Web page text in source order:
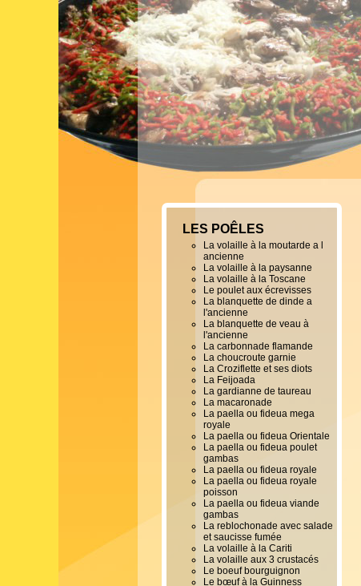
LES POÊLES
La volaille à la moutarde a l
ancienne
La volaille à la paysanne
La volaille à la Toscane
Le poulet aux écrevisses
La blanquette de dinde a
l'ancienne
La blanquette de veau à
l'ancienne
La carbonnade flamande
La choucroute garnie
La Croziflette et ses diots
La Feijoada
La gardianne de taureau
La macaronade
La paella ou fideua mega
royale
La paella ou fideua Orientale
La paella ou fideua poulet
gambas
La paella ou fideua royale
La paella ou fideua royale
poisson
La paella ou fideua viande
gambas
La reblochonade avec salade
et saucisse fumée
La volaille à la Cariti
La volaille aux 3 crustacés
Le boeuf bourguignon
Le bœuf à la Guinness